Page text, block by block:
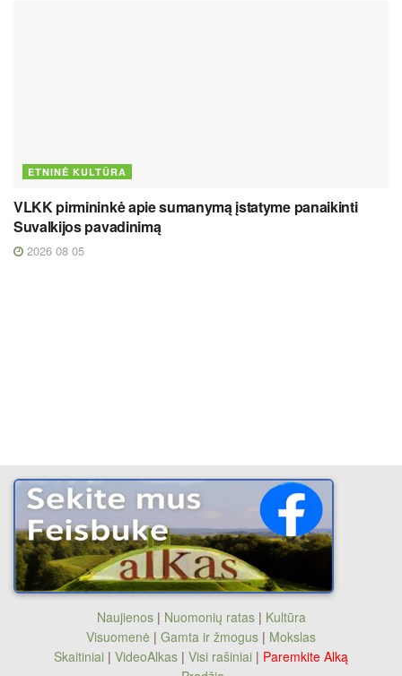
ETNINĖ KULTŪRA
VLKK pirmininkė apie sumanymą įstatyme panaikinti
Suvalkijos pavadinimą
2026 08 05
Naujienos| Nuomonių ratas| Kultūra
Visuomenė | Gamta ir žmogus | Mokslas
Skaitiniai | VideoAlkas | Visi rašiniai | Paremkite Alką